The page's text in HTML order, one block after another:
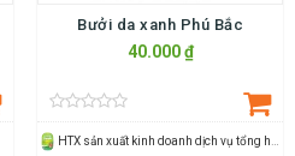
Bưởi da xanh Phú Bắc
40.000 ₫